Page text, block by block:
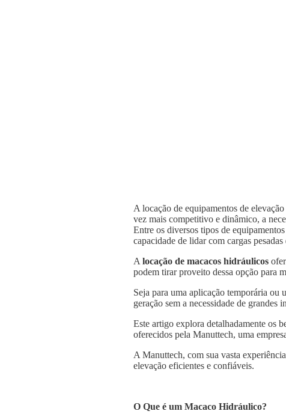
A locação de equipamentos de
vez mais competitivo e dinâmico, a
Entre os diversos tipos de
capacidade de lidar com cargas
A locação de macacos hidráulicos
podem tirar proveito dessa opção para
Seja para uma aplicação temporária ou
geração sem a necessidade de grandes
Este artigo explora detalhadamente os
oferecidos pela Manuttech, uma
A Manuttech, com sua vasta
elevação eficientes e confiáveis.
O Que é um Macaco Hidráulico?